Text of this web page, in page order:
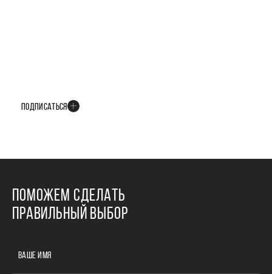
ПОДПИСАТЬСЯ
ПОМОЖЕМ СДЕЛАТЬ
ПРАВИЛЬНЫЙ ВЫБОР
ВАШЕ ИМЯ